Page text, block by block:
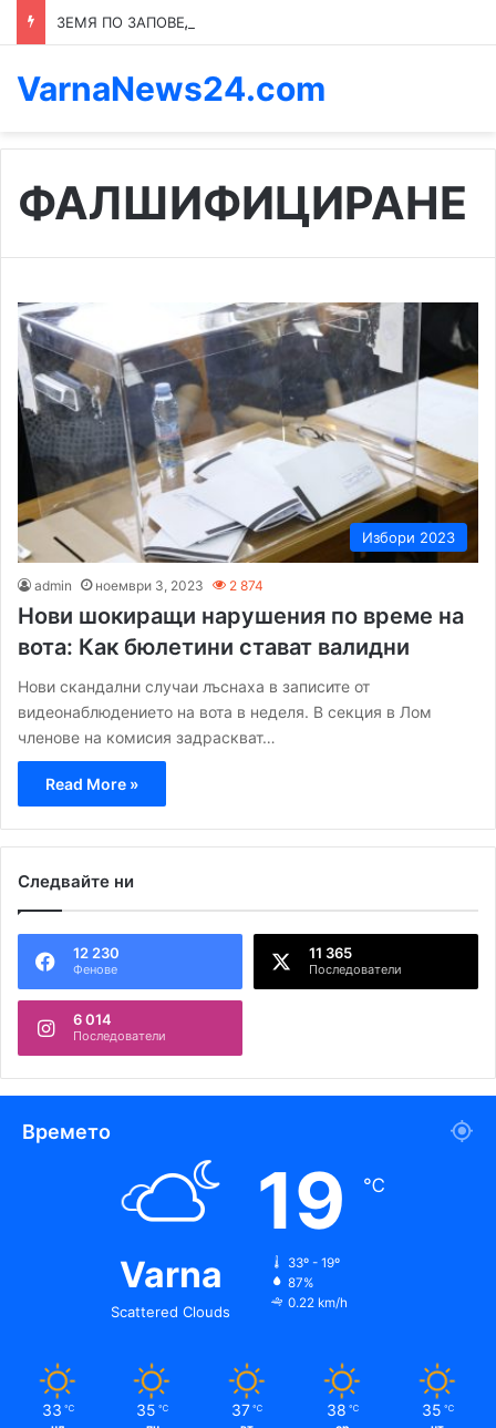
VarnaNews24.com
ФАЛШИФИЦИРАНЕ
Избори 2023
admin ноември 3, 2023 2 874
Нови шокиращи нарушения по време на
вота: Как бюлетини стават валидни
Нови скандални случаи лъснаха в записите от
видеонаблюдението на вота в неделя. В секция в Лом
членове на комисия задраскват…
Read More »
Следвайте ни
12 230
Фенове
11 365
Последователи
6 014
Последователи
Времето
Varna
Scattered Clouds
19 ℃
33º - 19º
87%
0.22 km/h
33 ℃ 35 ℃ 37 ℃ 38 ℃ 35 ℃